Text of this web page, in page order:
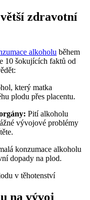
zdravotní
alkoholu během
10 šokujících faktů od
který matka
plodu přes placentu.
Pití alkoholu
vývojové problémy
konzumace alkoholu
dopady na plod.
na vývoj